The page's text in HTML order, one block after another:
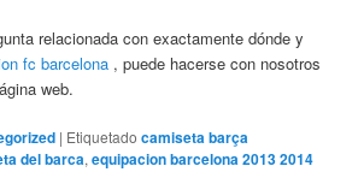
relacionada con exactamente dónde y
fc barcelona , puede hacerse con nosotros
web.
| Etiquetado camiseta barça
del barca,equipacion barcelona 2013 2014